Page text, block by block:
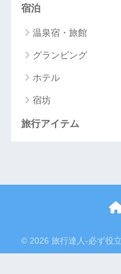
宿泊
温泉宿・旅館
グランピング
ホテル
宿坊
旅行アイテム
© 2026 旅行達人-必ず役